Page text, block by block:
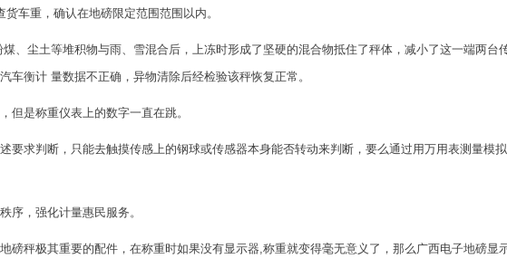
车重，确认在地磅限定范围范围以内。
、尘土等堆积物与雨、雪混合后，上冻时形成了坚硬的混合物抵住了秤体，减小了这一端两台
车衡计 量数据不正确，异物清除后经检验该秤恢复正常。
但是称重仪表上的数字一直在跳。
要求判断，只能去触摸传感上的钢球或传感器本身能否转动来判断，要么通过用万用表测量模
序，强化计量惠民服务。
磅秤极其重要的配件，在称重时如果没有显示器,称重就变得毫无意义了，那么广西电子地磅显